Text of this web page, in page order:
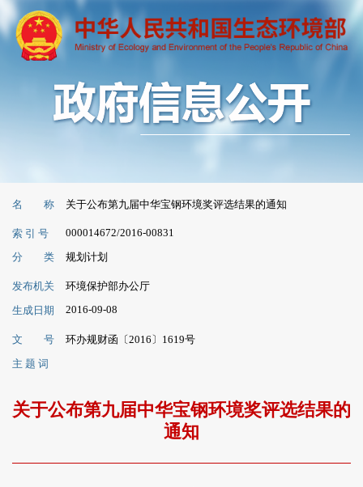
名 称 关于公布第九届中华宝钢环境奖评选结果的通知
索 引 号 000014672/2016-00831
分 类 规划计划
发布机关
环境保护部办公厅
生成日期
2016-09-08
文 号
环办规财函〔2016〕1619号
主 题 词
关于公布第九届中华宝钢环境奖评选结果的
通知